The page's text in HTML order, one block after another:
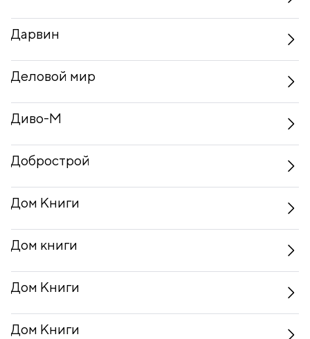
Дарвин
Деловой мир
Диво-М
Добрострой
Дом Книги
Дом книги
Дом Книги
Дом Книги